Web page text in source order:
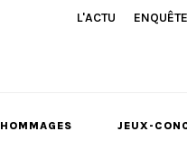
L'ACTU
HOMMAGES JEUX-